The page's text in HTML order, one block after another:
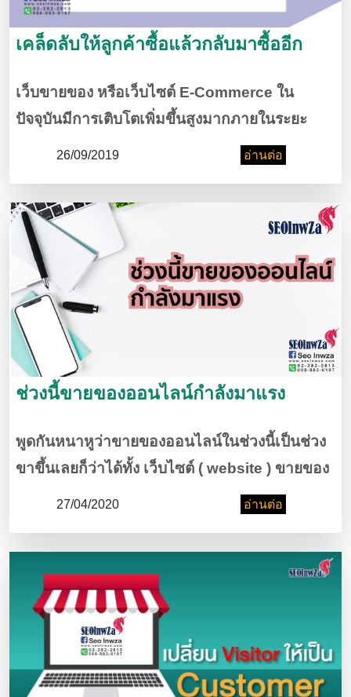
เคล็ดลับให้ลูกค้าซื้อแล้วกลับมาซื้ออีก
เว็บขายของ หรือเว็บไซต์ E-Commerce ใน
ปัจจุบันมีการเติบโตเพิ่มขึ้นสูงมากภายในระยะ
เวลาแค่ 2-3 ปีที่ผ่านมา และยอดขายผ่านช่องทาง
อินเทอร์เน็ตได้มากขึ้น
26/09/2019 อ่านต่อ
ช่วงนี้ขายของออนไลน์กำลังมาแรง
พูดกันหนาหูว่าขายของออนไลน์ในช่วงนี้เป็นช่วง
ขาขึ้นเลยก็ว่าได้ทั้ง เว็บไซต์ ( website ) ขายของ
ทั้งขายของผ่านแอปมีหมดเลย ใครอยากจะทำต้อง
ขายของออนไลน์
27/04/2020 อ่านต่อ